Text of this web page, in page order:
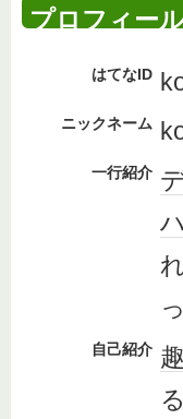
プロフィー
はてなID
ニックネーム
一行紹介
自己紹介